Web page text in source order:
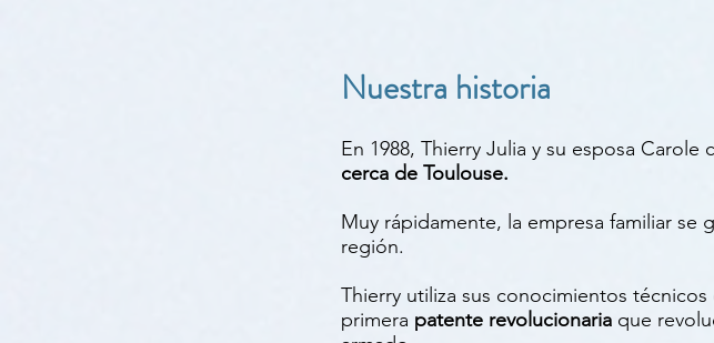
Nuestra historia
En 1988, Thierry Julia y su esposa Carole
cerca de Toulouse.
Muy rápidamente, la empresa familiar se
región.
Thierry utiliza sus conocimientos
primera patente revolucionaria que